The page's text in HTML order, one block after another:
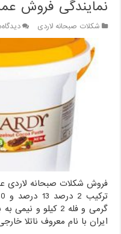
نمایندگی فروش
شکلات صبحانه لاردی
فروش شکلات صبحانه لاردی
گرمی و فله 2 کیلو
ایران با نام معروف ناتلا